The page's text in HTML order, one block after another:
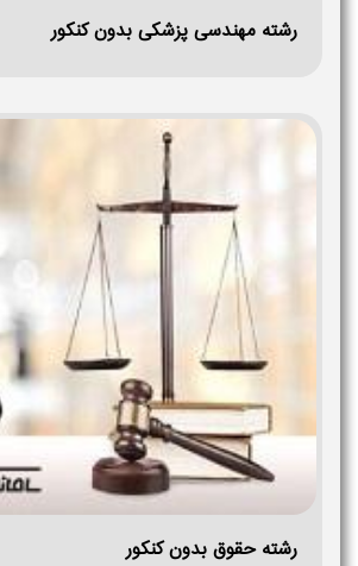
رشته مهندسی پزشکی بدون کنکور
رشته حقوق بدون کنکور